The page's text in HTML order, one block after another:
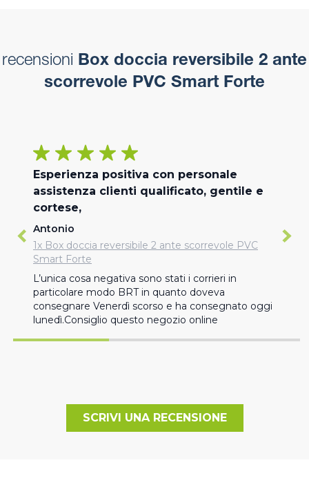
recensioni Box doccia reversibile 2 ante
scorrevole PVC Smart Forte
Esperienza positiva con personale
assistenza clienti qualificato, gentile e
cortese,
Antonio
1x Box doccia reversibile 2 ante scorrevole PVC
Smart Forte
L’unica cosa negativa sono stati i corrieri in
particolare modo BRT in quanto doveva
consegnare Venerdì scorso e ha consegnato oggi
lunedì.Consiglio questo negozio online
SCRIVI UNA RECENSIONE